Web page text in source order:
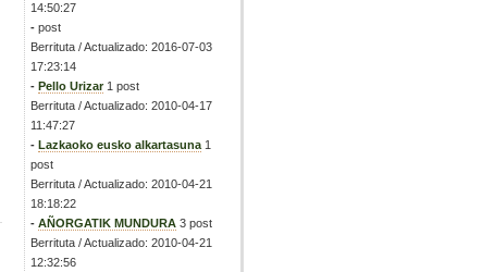
14:50:27
- post
Berrituta / Actualizado: 2016-07-03
17:23:14
- Pello Urizar1 post
Berrituta / Actualizado: 2010-04-17
11:47:27
- Lazkaoko eusko alkartasuna 1
post
Berrituta / Actualizado: 2010-04-21
18:18:22
- AÑORGATIK MUNDURA 3 post
Berrituta / Actualizado: 2010-04-21
12:32:56